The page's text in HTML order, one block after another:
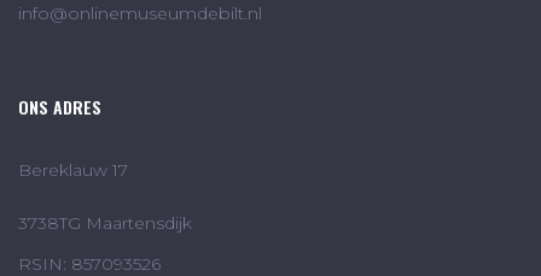
info@onlinemuseumdebilt.nl
ONS ADRES
Bereklauw 17
3738TG Maartensdijk
RSIN: 857093526